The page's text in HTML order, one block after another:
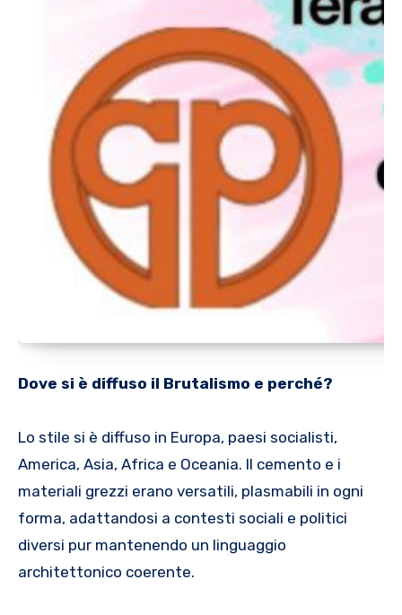
Dove si è diffuso il Brutalismo e perché?
Lo stile si è diffuso in Europa, paesi socialisti,
America, Asia, Africa e Oceania. Il cemento e i
materiali grezzi erano versatili, plasmabili in ogni
forma, adattandosi a contesti sociali e politici
diversi pur mantenendo un linguaggio
architettonico coerente.